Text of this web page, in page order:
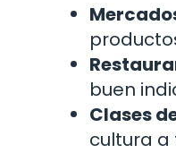
buen
Clases
cultura a